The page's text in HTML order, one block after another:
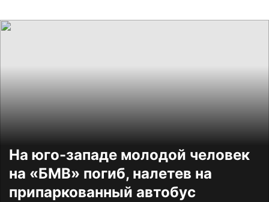
На юго-западе молодой человек
на «БМВ» погиб, налетев на
припаркованный автобус